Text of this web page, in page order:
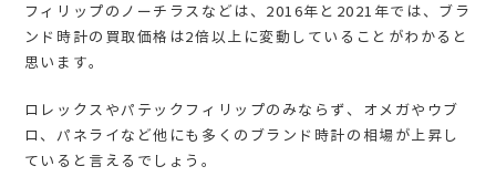
フィリップのノーチラスなどは、2016年と2021年では、ブラ
ンド時計の買取価格は2倍以上に変動していることがわかると
思います。
ロレックスやパテックフィリップのみならず、オメガやウブ
ロ、パネライなど他にも多くのブランド時計の相場が上昇し
ていると言えるでしょう。